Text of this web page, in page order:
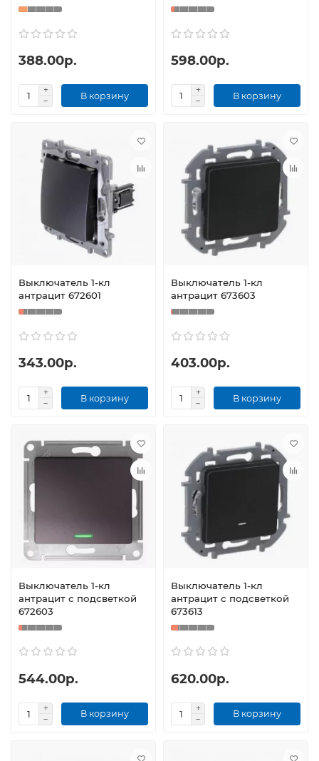
388.00р.
В корзину
598.00р.
В корзину
Выключатель 1-кл
антрацит 672601
343.00р.
В корзину
Выключатель 1-кл
антрацит 673603
403.00р.
В корзину
Выключатель 1-кл
антрацит с подсветкой
672603
544.00р.
В корзину
Выключатель 1-кл
антрацит с подсветкой
673613
620.00р.
В корзину